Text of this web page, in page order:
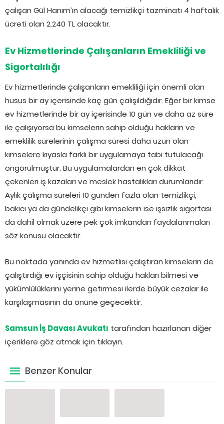
çalışan Gül Hanım’ın alacağı temizlikçi tazminatı 4 haftalık
ücreti olan 2.240 TL olacaktır.
Ev Hizmetlerinde Çalışanların Emekliliği ve
Sigortalılığı
Ev hizmetlerinde çalışanların emekliliği için önemli olan
husus bir ay içerisinde kaç gün çalışıldığıdır. Eğer bir kimse
ev hizmetlerinde bir ay içerisinde 10 gün ve daha az süre
ile çalışıyorsa bu kimselerin sahip olduğu hakların ve
emeklilik sürelerinin çalışma süresi daha uzun olan
kimselere kıyasla farklı bir uygulamaya tabi tutulacağı
öngörülmüştür. Bu uygulamalardan en çok dikkat
çekenleri iş kazaları ve meslek hastalıkları durumlarıdır.
Aylık çalışma süreleri 10 günden fazla olan temizlikçi,
bakıcı ya da gündelikçi gibi kimselerin ise işsizlik sigortası
da dahil olmak üzere pek çok imkandan faydalanmaları
söz konusu olacaktır.
Bu noktada yanında ev hizmetlisi çalıştıran kimselerin de
çalıştırdığı ev işçisinin sahip olduğu hakları bilmesi ve
yükümlülüklerini yerine getirmesi ilerde büyük cezalar ile
karşılaşmasının da önüne geçecektir.
Samsun İş Davası Avukatı tarafından hazırlanan diğer
içeriklere göz atmak için tıklayın.
Benzer Konular